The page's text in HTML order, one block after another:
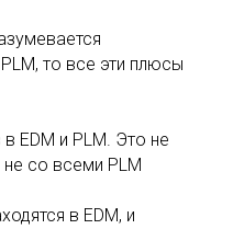
то все эти плюсы
EDM и PLM. Это не
со всеми PLM
в EDM, и